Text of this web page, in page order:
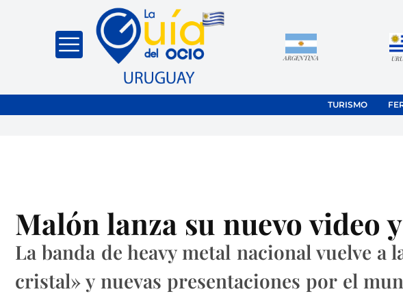
ARGENTINA
TURISMO
Malón lanza su nuevo video
La banda de heavy metal nacional vuelve
cristal» y nuevas presentaciones por el